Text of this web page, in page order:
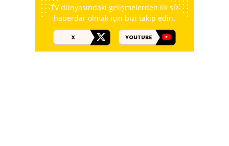
TV dünyasındaki gelişmelerden ilk siz
haberdar olmak için bizi takip edin.